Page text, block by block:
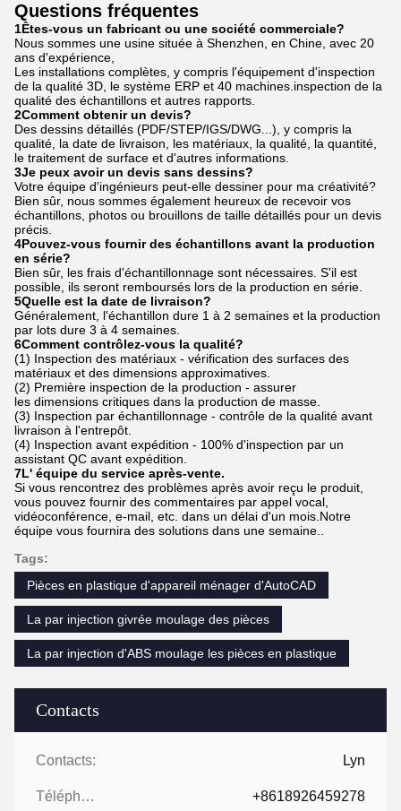
Contacts
Contacts: Lyn
Téléphone :: +8618926459278
Questions fréquentes
1Êtes-vous un fabricant ou une société commerciale?
Nous sommes une usine située à Shenzhen, en Chine, avec 20
ans d'expérience,
Les installations complètes, y compris l'équipement d'inspection
de la qualité 3D, le système ERP et 40 machines.inspection de la
qualité des échantillons et autres rapports.
2Comment obtenir un devis?
Des dessins détaillés (PDF/STEP/IGS/DWG...), y compris la
qualité, la date de livraison, les matériaux, la qualité, la quantité,
le traitement de surface et d'autres informations.
3Je peux avoir un devis sans dessins?
Votre équipe d'ingénieurs peut-elle dessiner pour ma créativité?
Bien sûr, nous sommes également heureux de recevoir vos
échantillons, photos ou brouillons de taille détaillés pour un devis
précis.
4Pouvez-vous fournir des échantillons avant la production
en série?
Bien sûr, les frais d'échantillonnage sont nécessaires. S'il est
possible, ils seront remboursés lors de la production en série.
5Quelle est la date de livraison?
Généralement, l'échantillon dure 1 à 2 semaines et la production
par lots dure 3 à 4 semaines.
6Comment contrôlez-vous la qualité?
(1) Inspection des matériaux - vérification des surfaces des
matériaux et des dimensions approximatives.
(2) Première inspection de la production - assurer
les dimensions critiques dans la production de masse.
(3) Inspection par échantillonnage - contrôle de la qualité avant
livraison à l'entrepôt.
(4) Inspection avant expédition - 100% d'inspection par un
assistant QC avant expédition.
7L' équipe du service après-vente.
Si vous rencontrez des problèmes après avoir reçu le produit,
vous pouvez fournir des commentaires par appel vocal,
vidéoconférence, e-mail, etc. dans un délai d'un mois.Notre
équipe vous fournira des solutions dans une semaine..
Tags:
Pièces en plastique d'appareil ménager d'AutoCAD
La par injection givrée moulage des pièces
La par injection d'ABS moulage les pièces en plastique